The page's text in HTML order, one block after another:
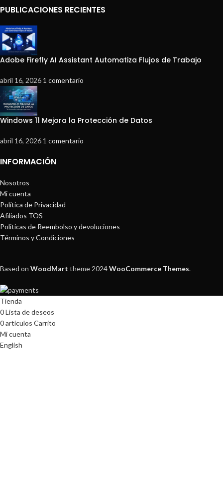
PUBLICACIONES RECIENTES
Adobe Firefly AI Assistant Automatiza Flujos de Trabajo
abril 16, 2026 1 comentario
Windows 11 Mejora la Protección de Datos
abril 16, 2026 1 comentario
INFORMACIÓN
Nosotros
Mi cuenta
Política de Privacidad
Afiliados TOS
Politicas de Reembolso y devoluciones
Términos y Condiciones
Based on WoodMart theme 2024WooCommerce Themes.
Tienda
0Lista de deseos
0artículos Carrito
Mi cuenta
English